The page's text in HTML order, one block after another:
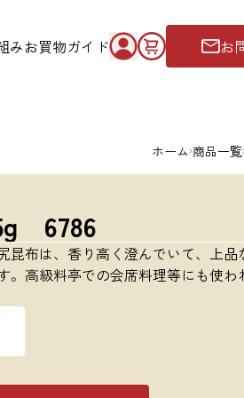
みお買物ガイド お
ホーム 商品一覧
6786
昆布は、香り高く澄んでいて、上品
。高級料亭での会席料理等にも使わ